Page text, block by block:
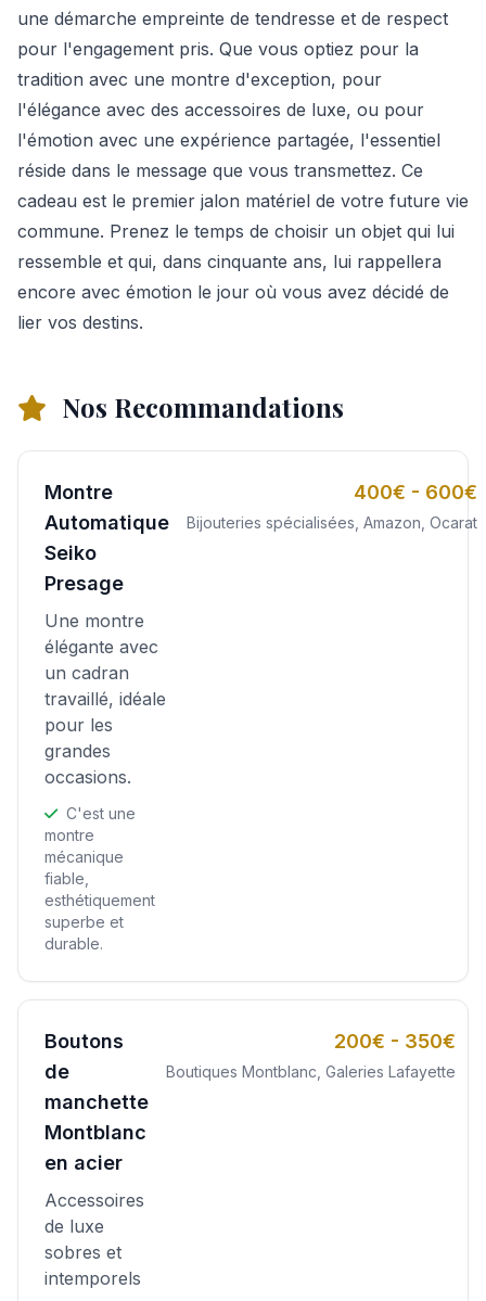
une démarche empreinte de tendresse et de respect
pour l'engagement pris. Que vous optiez pour la
tradition avec une montre d'exception, pour
l'élégance avec des accessoires de luxe, ou pour
l'émotion avec une expérience partagée, l'essentiel
réside dans le message que vous transmettez. Ce
cadeau est le premier jalon matériel de votre future vie
commune. Prenez le temps de choisir un objet qui lui
ressemble et qui, dans cinquante ans, lui rappellera
encore avec émotion le jour où vous avez décidé de
lier vos destins.
Nos Recommandations
Montre
Automatique
Seiko
Presage
Une montre
élégante avec
un cadran
travaillé, idéale
pour les
grandes
occasions.
C'est une
montre
mécanique
fiable,
esthétiquement
superbe et
durable.
400€ - 600€
Bijouteries spécialisées, Amazon, Ocarat
Boutons
de
manchette
Montblanc
en acier
Accessoires
de luxe
sobres et
intemporels
200€ - 350€
Boutiques Montblanc, Galeries Lafayette